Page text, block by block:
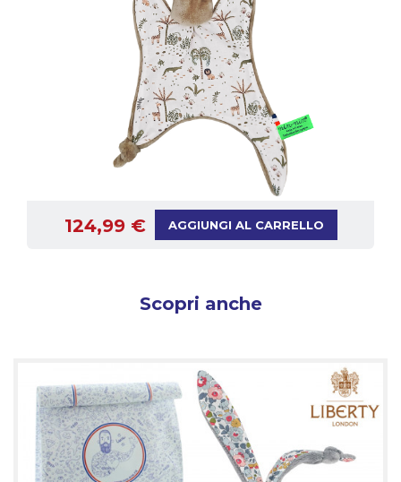
124,99 € AGGIUNGI AL CARRELLO
Scopri anche